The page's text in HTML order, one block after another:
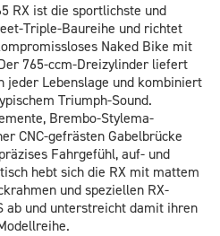
RX ist die sportlichste und
Triple-Baureihe und richtet
Naked Bike mit
765-ccm-Dreizylinder liefert
jeder Lebenslage und kombiniert
Triumph-Sound.
Brembo-Stylema-
CNC-gefrästen Gabelbrücke
Fahrgefühl, auf- und
hebt sich die RX mit mattem
und speziellen RX-
ab und unterstreicht damit ihren